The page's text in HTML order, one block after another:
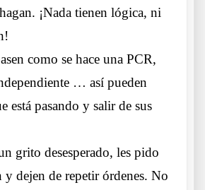
¡Nada tienen lógica, ni
como se hace una PCR,
… así pueden
está pasando y salir de sus
grito desesperado, les pido
y dejen de repetir órdenes. No